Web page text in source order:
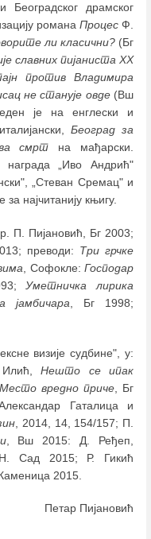
драмског
романа Процес Ф.
ли класични?(Бг
славних пијаниста XX
против Владимира
не станује овде(Вш
је на енглески и
Београд за
смрт на мађарски.
награда „Иво Андрић"
„Стеван Сремац" и
најчитанију књигу.
П. Пијановић, Бг 2003;
преводи: Три грчке
, Софокле:Господар
Уметничка лирика
јамбичара , Бг 1998;
визије судбине", у:
Нешто се ипак
Место вредно приче, Бг
Гаталица и
, 2014, 14, 154/157; П.
, Вш 2015: Д. Ређеп,
Сад 2015; Р. Гикић
2015.
Петар Пијановић